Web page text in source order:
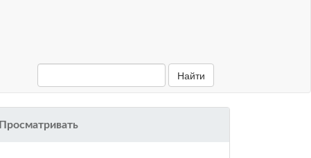
Найти
Просматривать